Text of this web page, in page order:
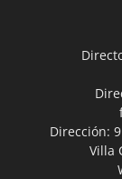
Dirección:
Villa